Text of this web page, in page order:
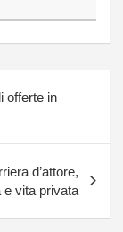
offerte in
d’attore,
e vita privata